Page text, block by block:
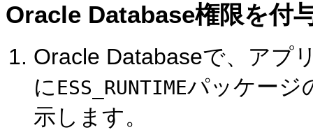
Oracle Database権限を付
Oracle Databaseで、アプ
にESS_RUNTIMEパッケージ
示します。